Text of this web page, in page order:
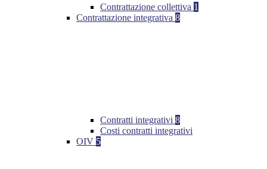
Contrattazione collettiva 1
Contrattazione integrativa 8
Contratti integrativi 8
Costi contratti integrativi
OIV 5